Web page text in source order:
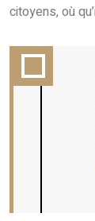
citoyens, où